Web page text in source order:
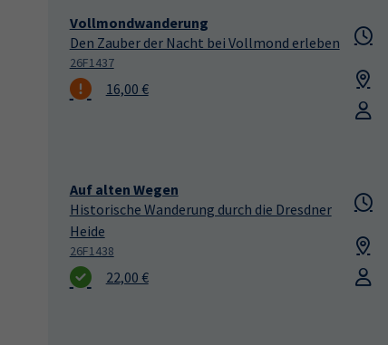
Vollmondwanderung
Den Zauber der Nacht bei Vollmond erleben
26F1437
16,00 €
Auf alten Wegen
Historische Wanderung durch die Dresdner
Heide
26F1438
22,00 €